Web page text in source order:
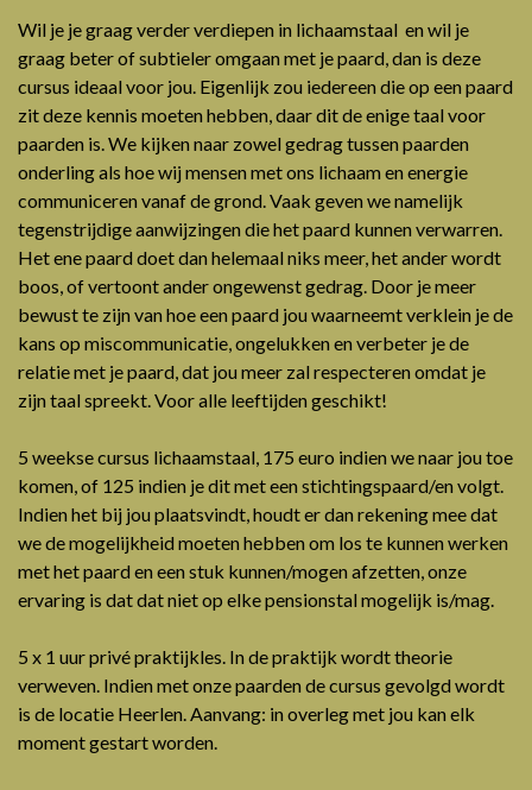
Wil je je graag verder verdiepen in lichaamstaal en wil je
graag beter of subtieler omgaan met je paard, dan is deze
cursus ideaal voor jou. Eigenlijk zou iedereen die op een paard
zit deze kennis moeten hebben, daar dit de enige taal voor
paarden is. We kijken naar zowel gedrag tussen paarden
onderling als hoe wij mensen met ons lichaam en energie
communiceren vanaf de grond. Vaak geven we namelijk
tegenstrijdige aanwijzingen die het paard kunnen verwarren.
Het ene paard doet dan helemaal niks meer, het ander wordt
boos, of vertoont ander ongewenst gedrag. Door je meer
bewust te zijn van hoe een paard jou waarneemt verklein je de
kans op miscommunicatie, ongelukken en verbeter je de
relatie met je paard, dat jou meer zal respecteren omdat je
zijn taal spreekt. Voor alle leeftijden geschikt!
5 weekse cursus lichaamstaal, 175 euro indien we naar jou toe
komen, of 125 indien je dit met een stichtingspaard/en volgt.
Indien het bij jou plaatsvindt, houdt er dan rekening mee dat
we de mogelijkheid moeten hebben om los te kunnen werken
met het paard en een stuk kunnen/mogen afzetten, onze
ervaring is dat dat niet op elke pensionstal mogelijk is/mag.
5 x 1 uur privé praktijkles. In de praktijk wordt theorie
verweven. Indien met onze paarden de cursus gevolgd wordt
is de locatie Heerlen. Aanvang: in overleg met jou kan elk
moment gestart worden.